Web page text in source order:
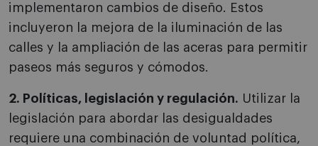
implementaron cambios de diseño. Estos
incluyeron la mejora de la iluminación de las
calles y la ampliación de las aceras para permitir
paseos más seguros y cómodos.
2. Políticas, legislación y regulación. Utilizar la
legislación para abordar las desigualdades
requiere una combinación de voluntad política,